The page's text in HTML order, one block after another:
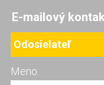
E-mailový
Odosielateľ
Meno: